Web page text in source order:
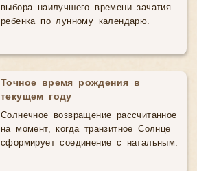
выбора наилучшего времени зачатия
ребенка по лунному календарю.
Точное время рождения в
текущем году
Солнечное возвращение рассчитанное
на момент, когда транзитное Солнце
сформирует соединение с натальным.